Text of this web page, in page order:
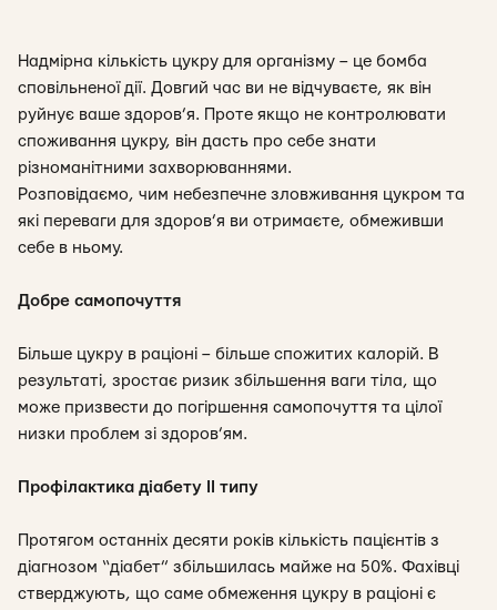
Надмірна кількість цукру для організму – це бомба
сповільненої дії. Довгий час ви не відчуваєте, як він
руйнує ваше здоров’я. Проте якщо не контролювати
споживання цукру, він дасть про себе знати
різноманітними захворюваннями.
Розповідаємо, чим небезпечне зловживання цукром та
які переваги для здоров’я ви отримаєте, обмеживши
себе в ньому.
Добре самопочуття
Більше цукру в раціоні – більше спожитих калорій. В
результаті, зростає ризик збільшення ваги тіла, що
може призвести до погіршення самопочуття та цілої
низки проблем зі здоров’ям.
Профілактика діабету ІІ типу
Протягом останніх десяти років кількість пацієнтів з
діагнозом “діабет” збільшилась майже на 50%. Фахівці
стверджують, що саме обмеження цукру в раціоні є